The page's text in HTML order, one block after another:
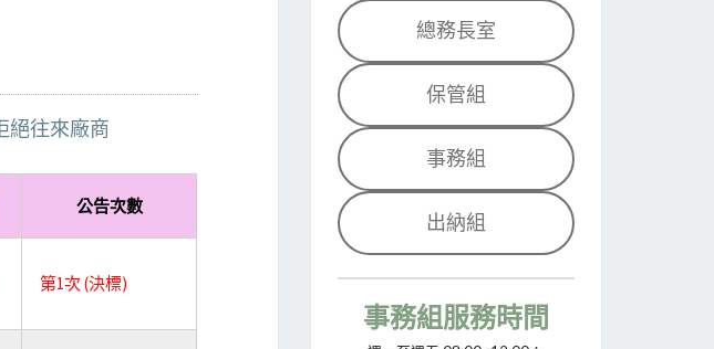
絕往來廠商
公告次數
第1次 (決標)
總務長室
保管組
事務組
出納組
事務組服務時間